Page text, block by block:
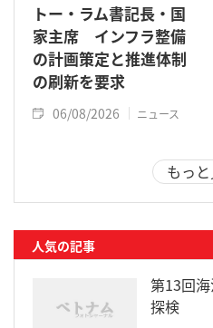
トー・ラム書記長・国
家主席 インフラ整備
の計画策定と推進体制
の刷新を要求
06/08/2026 ニュース
もっ
人気の記事
第13回
探検